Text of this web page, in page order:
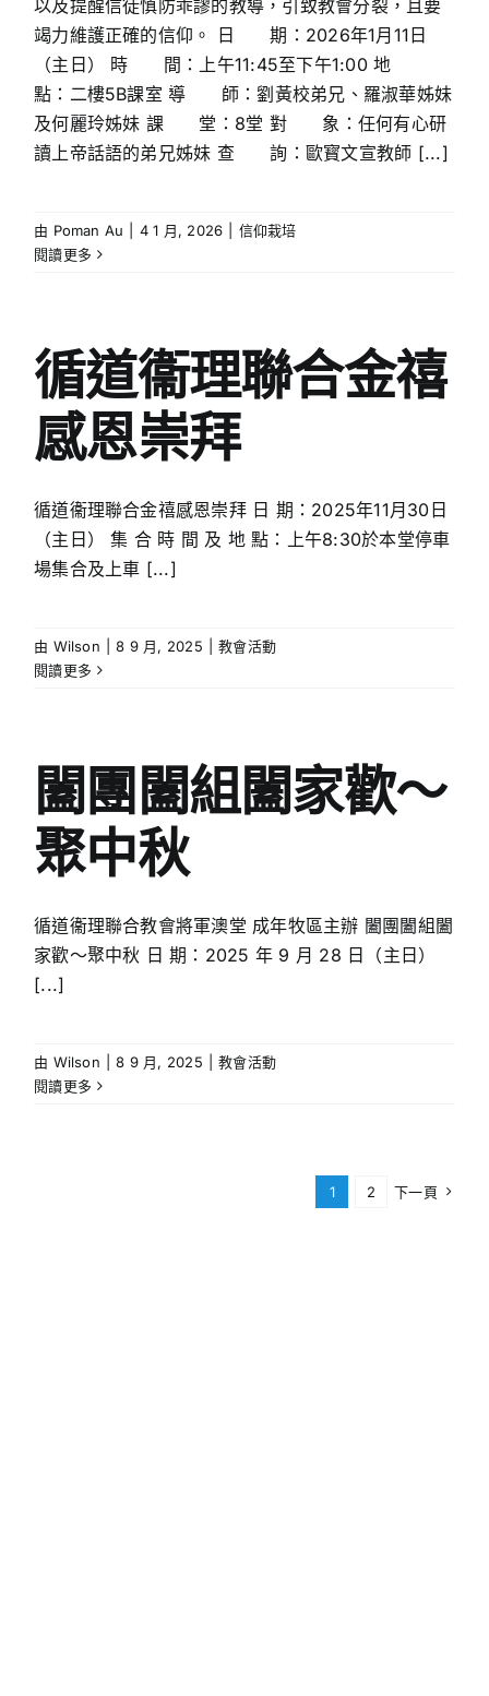
以及提醒信徒慎防乖謬的教導，引致教會分裂，且要
竭力維護正確的信仰。 日 期：2026年1月11日
（主日） 時 間：上午11:45至下午1:00 地
點：二樓5B課室 導 師：劉黃校弟兄、羅淑華姊妹
及何麗玲姊妹 課 堂：8堂 對 象：任何有心研
讀上帝話語的弟兄姊妹 查 詢：歐寳文宣教師 [...]
由 Poman Au 4 1 月, 2026
信仰栽培
閱讀更多
循道衞理聯合金禧
感恩崇拜
循道衞理聯合金禧感恩崇拜 日 期：2025年11月30日
（主日） 集 合 時 間 及 地 點：上午8:30於本堂停車
場集合及上車 [...]
由 Wilson 8 9 月, 2025
教會活動
閱讀更多
闔團闔組闔家歡～
聚中秋
循道衞理聯合教會將軍澳堂 成年牧區主辦 闔團闔組闔
家歡～聚中秋 日 期：2025 年 9 月 28 日（主日）
[...]
由 Wilson 8 9 月, 2025
教會活動
閱讀更多
1 2 下一頁